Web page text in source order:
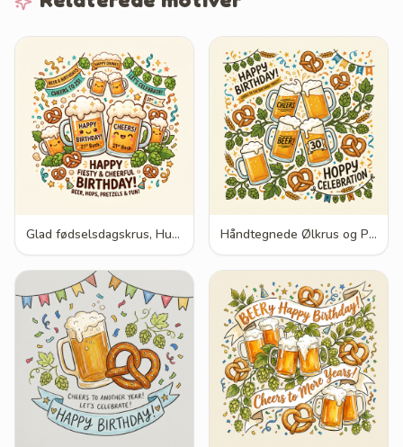
Glad fødselsdagskrus, Humle og kringler Håndtegnede Ølkrus og Pretzels